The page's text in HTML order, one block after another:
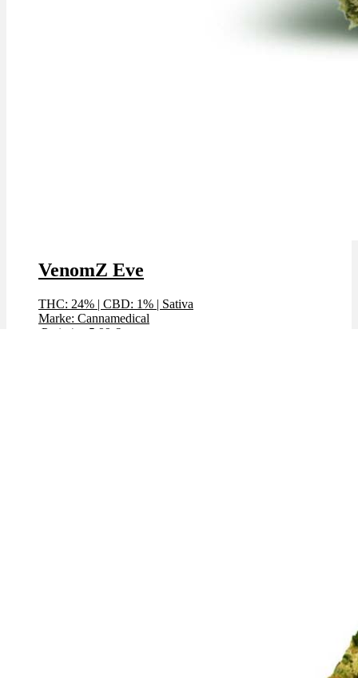
VenomZ Eve
THC: 24% | CBD: 1% | Sativa
Marke: Cannamedical
Preis / g: 5,99 €